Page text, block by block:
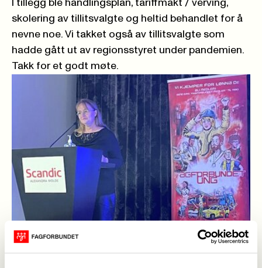
I tillegg ble handlingsplan, tariffmakt / verving,
skolering av tillitsvalgte og heltid behandlet for å
nevne noe. Vi takket også av tillitsvalgte som
hadde gått ut av regionsstyret under pandemien.
Takk for et godt møte.